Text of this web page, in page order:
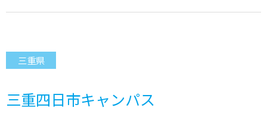
三重県
三重四日市キャンパス